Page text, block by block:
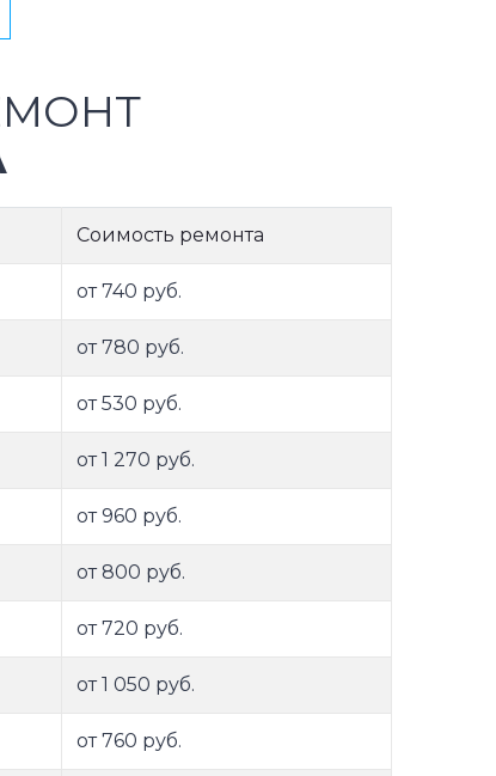
Соимость ремонта
от 740 руб.
от 780 руб.
от 530 руб.
от 1 270 руб.
от 960 руб.
от 800 руб.
от 720 руб.
от 1 050 руб.
от 760 руб.